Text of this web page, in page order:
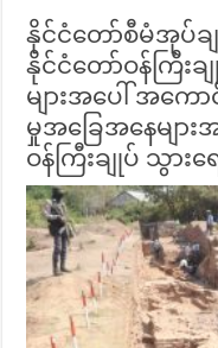
နိုင်ငံတော်စီမံအုပ်ချု
နိုင်ငံတော်ဝန်ကြီး
များအပေါ် အက
မှုအခြေအနေများ
ဝန်ကြီးချုပ် သွား